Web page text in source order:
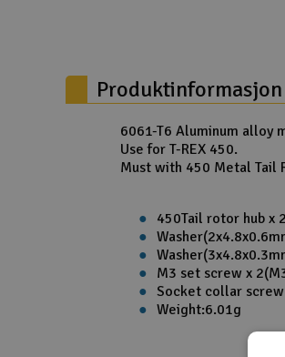
Helikopter
Kamerautstyr
Modellbygging, LEGO &
Motor & tilbehør
Outlet
Radioutstyr
Produktinformasjon
6061-T6 Aluminum alloy
Use for T-REX 450.
Must with 450 Metal Tail
450Tail rotor hub x 2
M3 set screw x
Socket collar
Weight:6.01g